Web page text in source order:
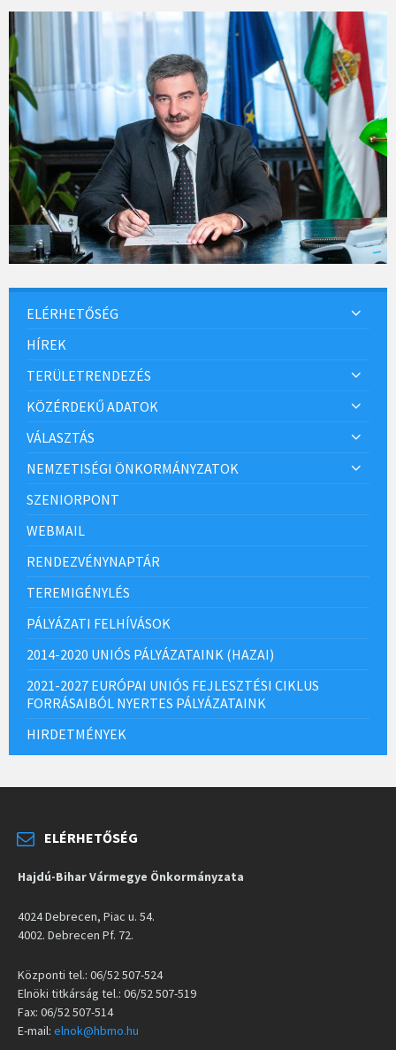
ELÉRHETŐSÉG
HÍREK
TERÜLETRENDEZÉS
KÖZÉRDEKŰ ADATOK
VÁLASZTÁS
NEMZETISÉGI ÖNKORMÁNYZATOK
SZENIORPONT
WEBMAIL
RENDEZVÉNYNAPTÁR
TEREMIGÉNYLÉS
PÁLYÁZATI FELHÍVÁSOK
2014-2020 UNIÓS PÁLYÁZATAINK (HAZAI)
2021-2027 EURÓPAI UNIÓS FEJLESZTÉSI CIKLUS
FORRÁSAIBÓL NYERTES PÁLYÁZATAINK
HIRDETMÉNYEK
ELÉRHETŐSÉG
Hajdú-Bihar Vármegye Önkormányzata
4024 Debrecen, Piac u. 54.
4002. Debrecen Pf. 72.
Központi tel.: 06/52 507-524
Elnöki titkárság tel.: 06/52 507-519
Fax: 06/52 507-514
E-mail: elnok@hbmo.hu